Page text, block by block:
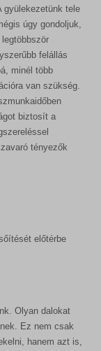
gyülekezetünk tele
úgy gondoljuk,
felállás
minél több
van szükség.
biztosít a
tényezők
előtérbe
Olyan dalokat
Ez nem csak
hanem azt is,